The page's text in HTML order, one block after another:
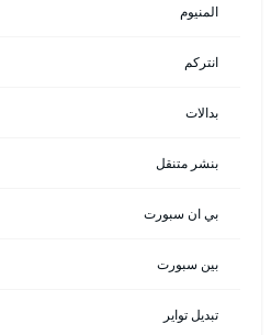
المنيوم
انتركم
بدالات
بنشر متنقل
بي ان سبورت
بين سبورت
تبديل تواير